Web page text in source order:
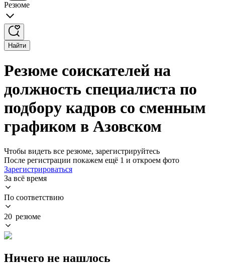
Резюме
Найти
Резюме соискателей на
должность специалиста по
подбору кадров со сменным
графиком в Азовском
Чтобы видеть все резюме, зарегистрируйтесь
После регистрации покажем ещё 1 и откроем фото
Зарегистрироваться
За всё время
По соответствию
20 резюме
Ничего не нашлось